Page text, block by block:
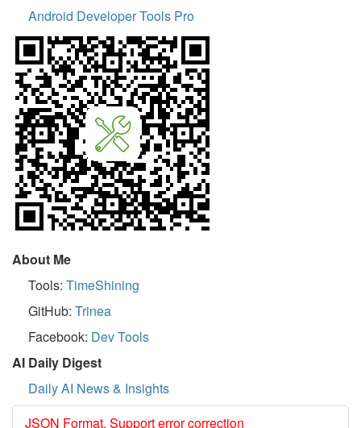
Android Developer Tools Pro
About Me
Tools: TimeShining
GitHub: Trinea
Facebook: Dev Tools
AI Daily Digest
Daily AI News & Insights
JSON Format, Support error correction